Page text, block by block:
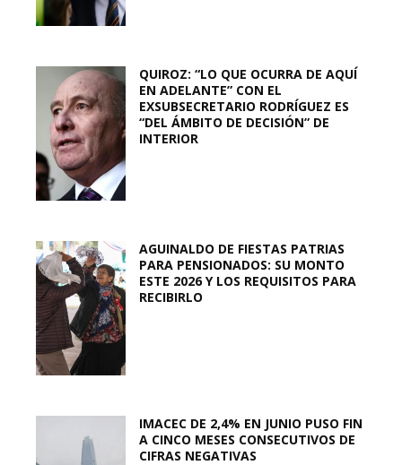
QUIROZ: “LO QUE OCURRA DE AQUÍ
EN ADELANTE” CON EL
EXSUBSECRETARIO RODRÍGUEZ ES
“DEL ÁMBITO DE DECISIÓN” DE
INTERIOR
AGUINALDO DE FIESTAS PATRIAS
PARA PENSIONADOS: SU MONTO
ESTE 2026 Y LOS REQUISITOS PARA
RECIBIRLO
IMACEC DE 2,4% EN JUNIO PUSO FIN
A CINCO MESES CONSECUTIVOS DE
CIFRAS NEGATIVAS